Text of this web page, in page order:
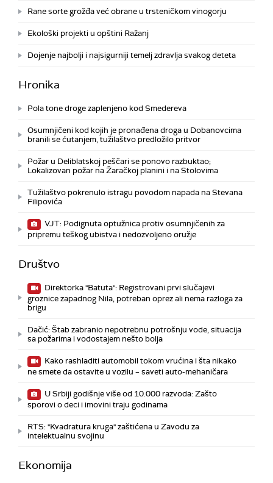
Rane sorte grožđa već obrane u trsteničkom vinogorju
Ekološki projekti u opštini Ražanj
Dojenje najbolji i najsigurniji temelj zdravlja svakog deteta
Hronika
Pola tone droge zaplenjeno kod Smedereva
Osumnjičeni kod kojih je pronađena droga u Dobanovcima
branili se ćutanjem, tužilaštvo predložilo pritvor
Požar u Deliblatskoj peščari se ponovo razbuktao;
Lokalizovan požar na Žaračkoj planini i na Stolovima
Tužilaštvo pokrenulo istragu povodom napada na Stevana
Filipovića
VJT: Podignuta optužnica protiv osumnjičenih za
pripremu teškog ubistva i nedozvoljeno oružje
Društvo
Direktorka "Batuta": Registrovani prvi slučajevi
groznice zapadnog Nila, potreban oprez ali nema razloga za
brigu
Dačić: Štab zabranio nepotrebnu potrošnju vode, situacija
sa požarima i vodostajem nešto bolja
Kako rashladiti automobil tokom vrućina i šta nikako
ne smete da ostavite u vozilu – saveti auto-mehaničara
U Srbiji godišnje više od 10.000 razvoda: Zašto
sporovi o deci i imovini traju godinama
RTS: "Kvadratura kruga" zaštićena u Zavodu za
intelektualnu svojinu
Ekonomija